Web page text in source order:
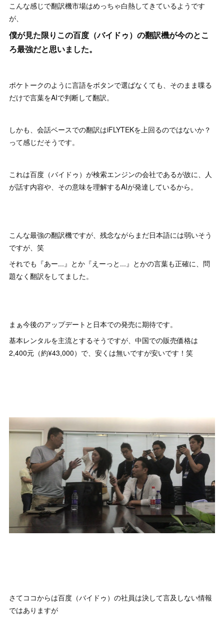
こんな感じで翻訳機市場はめっちゃ白熱してきているようです
が、
僕が見た限りこの百度（バイドゥ）の翻訳機が今のとこ
ろ最強だと思いました。
ポケトークのように言語をボタンで選ばなくても、そのまま喋る
だけで言葉をAIで判断して翻訳。
しかも、会話ベースでの翻訳はiFLYTEKを上回るのではないか？
って感じだそうです。
これは百度（バイドゥ）が検索エンジンの会社であるが故に、人
が話す内容や、その意味を理解するAIが発達しているから。
こんな最強の翻訳機ですが、残念ながらまだ日本語には弱いそう
ですが、笑
それでも『あー...』とか『えーっと...』とかの言葉も正確に、問
題なく翻訳をしてました。
まぁ今後のアップデートと日本での発売に期待です。
基本レンタルを主流とするそうですが、中国での販売価格は
2,400元（約¥43,000）で、安くは無いですが安いです！笑
さてココからは百度（バイドゥ）の社員は決して言及しない情報
ではありますが